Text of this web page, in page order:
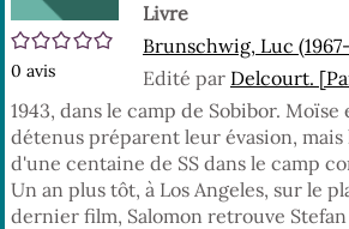
/5
0 avis
Livre
Brunschwig, Luc
Edité par Delcourt.
1943, dans le camp de Sobibor. Moïse
détenus préparent leur évasion,
d'une centaine de SS dans le camp
Un an plus tôt, à Los Angeles, sur le
dernier film, Salomon retrouve